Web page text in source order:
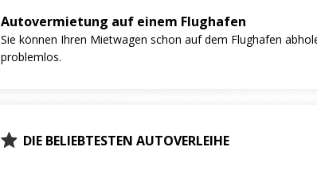
Autovermietung auf einem Flughafen
Sie können Ihren Mietwagen schon auf dem Flughafen
problemlos.
DIE BELIEBTESTEN AUTOVERLEIHE